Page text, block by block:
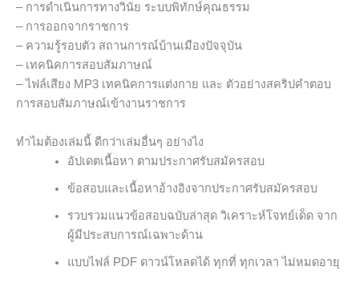
– การดำเนินการทางวินัย ระบบพิทักษ์คุณธรรม
– การออกจากราชการ
– ความรู้รอบตัว สถานการณ์บ้านเมืองปัจจุบัน
– เทคนิคการสอบสัมภาษณ์
– ไฟล์เสียง MP3 เทคนิคการแต่งกาย และ ตัวอย่างสคริปคำตอบ
การสอบสัมภาษณ์เข้างานราชการ
ทำไมต้องเล่มนี้ ดีกว่าเล่มอื่นๆ อย่างไง
อัปเดตเนื้อหา ตามประกาศรับสมัครสอบ
ข้อสอบและเนื้อหาอ้างอิงจากประกาศรับสมัครสอบ
รวบรวมแนวข้อสอบฉบับล่าสุด วิเคราะห์โจทย์เด็ด จาก
ผู้มีประสบการณ์เฉพาะด้าน
แบบไฟล์ PDF ดาวน์โหลดได้ ทุกที่ ทุกเวลา ไม่หมดอายุ